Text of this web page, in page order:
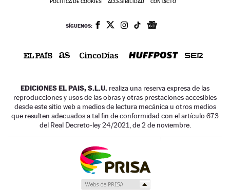
SÍGUENOS:
EDICIONES EL PAIS, S.L.U. realiza una reserva expresa de las
reproducciones y usos de las obras y otras prestaciones accesibles
desde este sitio web a medios de lectura mecánica u otros medios
que resulten adecuados a tal fin de conformidad con el artículo 67.3
del Real Decreto-ley 24/2021, de 2 de noviembre.